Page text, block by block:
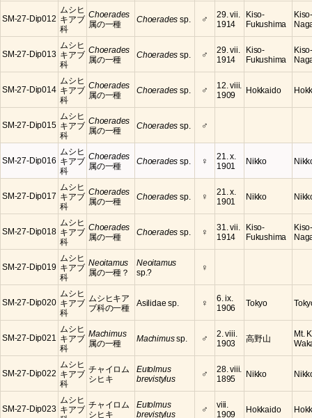
SM-27-Dip012
ムシヒ
キアブ
科
Choerades
属の一種
Choerades sp. ♂
29. vii.
1914
Kiso-
Fukushima
SM-27-Dip013
ムシヒ
キアブ
科
Choerades
属の一種
Choerades sp. ♂
29. vii.
1914
Kiso-
Fukushima
SM-27-Dip014
ムシヒ
キアブ
科
Choerades
属の一種
Choerades sp. ♂
12. viii.
1909
Hokkaido
SM-27-Dip015
ムシヒ
キアブ
科
Choerades
属の一種
Choerades sp. ♂
SM-27-Dip016
ムシヒ
キアブ
科
Choerades
属の一種
Choerades sp. ♀
21. x.
1901
Nikko
SM-27-Dip017
ムシヒ
キアブ
科
Choerades
属の一種
Choerades sp. ♀
21. x.
1901
Nikko
SM-27-Dip018
ムシヒ
キアブ
科
Choerades
属の一種
Choerades sp. ♀
31. vii.
1914
Kiso-
Fukushima
SM-27-Dip019
ムシヒ
キアブ
科
Neoitamus
属の一種？
Neoitamus
sp.?
♀
SM-27-Dip020
ムシヒ
キアブ
科
ムシヒキア
ブ科の一種
Asilidae sp. ♀
6. ix.
1906
Tokyo
SM-27-Dip021
ムシヒ
キアブ
科
Machimus
属の一種
Machimussp. ♂
2. viii.
1903
高野山
Mt.
SM-27-Dip022
ムシヒ
キアブ
科
チャイロム
シヒキ
Eutolmus
brevistylus
♂
28. viii.
1895
Nikko
SM-27-Dip023
ムシヒ
キアブ
チャイロム
シヒキ
Eutolmus
brevistylus
♂
viii.
1909
Hokkaido